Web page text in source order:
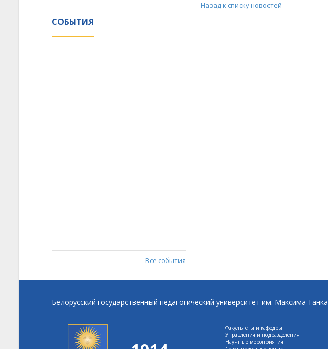
СОБЫТИЯ
Все события
Назад к списку новостей
Белорусский государственный педагогический университет им. Максима Танка
Факультеты и кафедры
Управления и подразделения
Научные мероприятия